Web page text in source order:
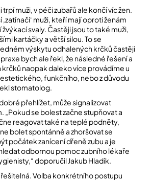
muži, v péči zubařů ale končí víc žen.
muži, kteří mají oproti ženám
žvýkací svaly. Častěji jsou to také muži,
kartáčky a větší silou. To se
výskytu odhalených krčků častěji
praxe bych ale řekl, že následné řešení a
naopak daleko více provádíme u
estetického, funkčního, nebo z důvodu
stomatolog.
přehlížet, může signalizovat
„Pokud se bolest začne stupňovat a
reagovat také na teplé podněty,
bolet spontánně a zhoršovat se
počátek zanícení dřeně zubu a je
odbornou pomoc zubního lékaře
doporučil Jakub Hladík.
Volba konkrétního postupu